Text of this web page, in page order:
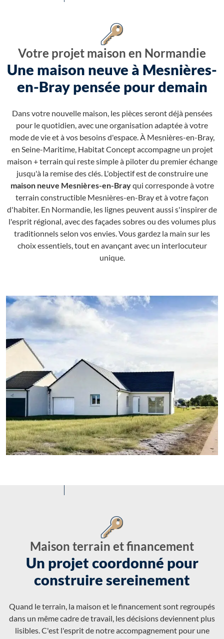
Votre projet maison en Normandie
Une maison neuve à Mesnières-
en-Bray pensée pour demain
Dans votre nouvelle maison, les pièces seront déjà pensées
pour le quotidien, avec une organisation adaptée à votre
mode de vie et à vos besoins d'espace. À Mesnières-en-Bray,
en Seine-Maritime, Habitat Concept accompagne un projet
maison + terrain qui reste simple à piloter du premier échange
jusqu'à la remise des clés. L'objectif est de construire une
maison neuve Mesnières-en-Brayqui corresponde à votre
terrain constructible Mesnières-en-Bray et à votre façon
d'habiter. En Normandie, les lignes peuvent aussi s'inspirer de
l'esprit régional, avec des façades sobres ou des volumes plus
traditionnels selon vos envies. Vous gardez la main sur les
choix essentiels, tout en avançant avec un interlocuteur
unique.
Maison terrain et financement
Un projet coordonné pour
construire sereinement
Quand le terrain, la maison et le financement sont regroupés
dans un même cadre de travail, les décisions deviennent plus
lisibles. C'est l'esprit de notre accompagnement pour une